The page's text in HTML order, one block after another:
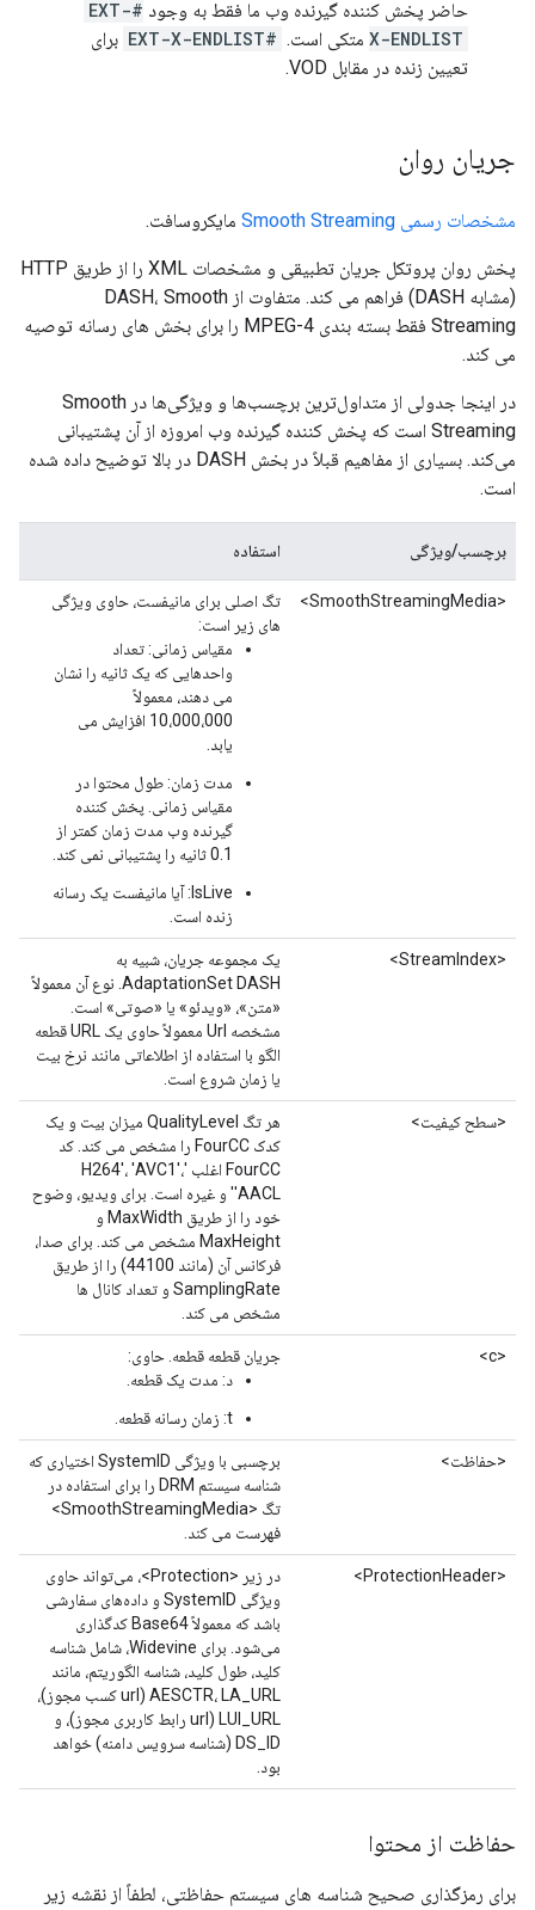
حاضر پخش کننده گیرنده وب ما فقط به وجود
#EXT-
X-ENDLIST متکی است. #EXT-X-ENDLIST
برای
تعیین زنده در مقابل VOD.
جریان روان
مشخصات رسمی Smooth Streaming مایکروسافت.
پخش روان پروتکل جریان تطبیقی ​​و مشخصات XML را از طریق HTTP
(مشابه DASH) فراهم می کند. متفاوت از DASH، Smooth
Streaming فقط بسته بندی MPEG-4 را برای بخش های رسانه توصیه
می کند.
در اینجا جدولی از متداول‌ترین برچسب‌ها و ویژگی‌ها در Smooth
Streaming است که پخش کننده گیرنده وب امروزه از آن پشتیبانی
می‌کند. بسیاری از مفاهیم قبلاً در بخش DASH در بالا توضیح داده شده
است.
برچسب/ویژگی استفاده
<SmoothStreamingMedia>
تگ اصلی برای مانیفست، حاوی ویژگی
های زیر است:
مقیاس زمانی: تعداد
واحدهایی که یک ثانیه را نشان
می دهند، معمولاً
10،000،000 افزایش می
یابد.
مدت زمان: طول محتوا در
مقیاس زمانی. پخش کننده
گیرنده وب مدت زمان کمتر از
0.1 ثانیه را پشتیبانی نمی کند.
IsLive: آیا مانیفست یک رسانه
زنده است.
<StreamIndex>
یک مجموعه جریان، شبیه به
AdaptationSet DASH. نوع آن معمولاً
«متن»، «ویدئو» یا «صوتی» است.
مشخصه Url معمولاً حاوی یک URL قطعه
الگو با استفاده از اطلاعاتی مانند نرخ بیت
یا زمان شروع است.
<سطح کیفیت>
هر تگ QualityLevel میزان بیت و یک
کدک FourCC را مشخص می کند. کد
FourCC اغلب 'H264'، 'AVC1'،
'AACL' و غیره است. برای ویدیو، وضوح
خود را از طریق MaxWidth و
MaxHeight مشخص می کند. برای صدا،
فرکانس آن (مانند 44100) را از طریق
SamplingRate و تعداد کانال ها
مشخص می کند.
<c>
جریان قطعه قطعه. حاوی:
د: مدت یک قطعه.
t: زمان رسانه قطعه.
<حفاظت>
برچسبی با ویژگی SystemID اختیاری که
شناسه سیستم DRM را برای استفاده در
تگ <SmoothStreamingMedia>
فهرست می کند.
<ProtectionHeader>
در زیر <Protection>، می‌تواند حاوی
ویژگی SystemID و داده‌های سفارشی
باشد که معمولاً Base64 کدگذاری
می‌شود. برای Widevine، شامل شناسه
کلید، طول کلید، شناسه الگوریتم، مانند
AESCTR، LA_URL (url کسب مجوز)،
LUI_URL (url رابط کاربری مجوز)، و
DS_ID (شناسه سرویس دامنه) خواهد
بود.
حفاظت از محتوا
برای رمزگذاری صحیح شناسه های سیستم حفاظتی، لطفاً از نقشه زیر